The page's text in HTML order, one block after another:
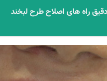
راه های اصلاح طرح لبخند